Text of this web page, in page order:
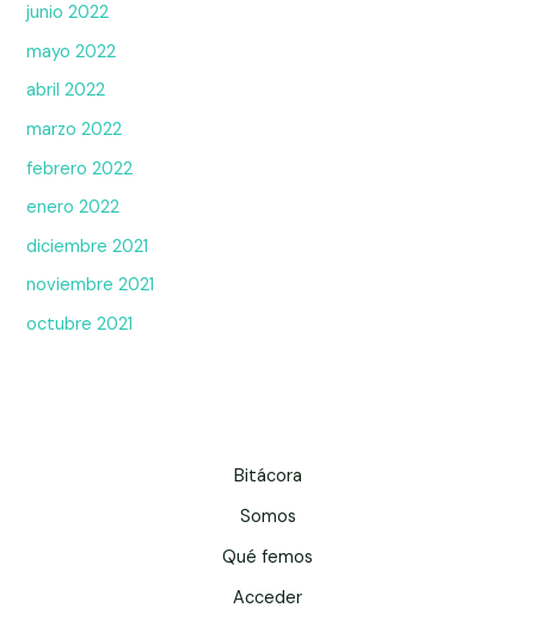
junio 2022
mayo 2022
abril 2022
marzo 2022
febrero 2022
enero 2022
diciembre 2021
noviembre 2021
octubre 2021
Bitácora
Somos
Qué femos
Acceder